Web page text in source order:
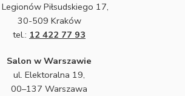
Piłsudskiego 17,
30-509 Kraków
tel.: 12 422 77 93
Salon w Warszawie
ul. Elektoralna 19,
00–137 Warszawa